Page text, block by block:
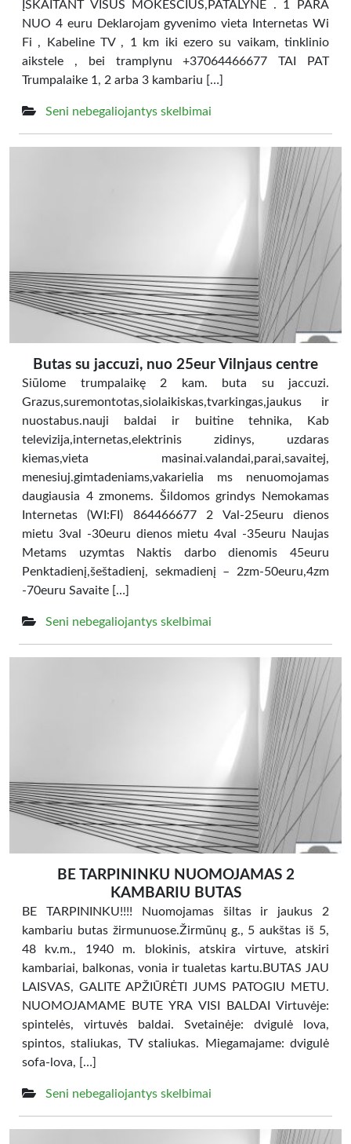
ĮSKAITANT VISUS MOKESČIUS,PATALYNE . 1 PARA
NUO 4 euru Deklarojam gyvenimo vieta Internetas Wi
Fi , Kabeline TV , 1 km iki ezero su vaikam, tinklinio
aikstele , bei tramplynu +37064466677 TAI PAT
Trumpalaike 1, 2 arba 3 kambariu […]
Seni nebegaliojantys skelbimai
Butas su jaccuzi, nuo 25eur Vilnjaus centre
Siūlome trumpalaikę 2 kam. buta su jaccuzi.
Grazus,suremontotas,siolaikiskas,tvarkingas,jaukus ir
nuostabus.nauji baldai ir buitine tehnika, Kab
televizija,internetas,elektrinis zidinys, uzdaras
kiemas,vieta masinai.valandai,parai,savaitej,
menesiuj.gimtadeniams,vakarielia ms nenuomojamas
daugiausia 4 zmonems. Šildomos grindys Nemokamas
Internetas (WI:FI) 864466677 2 Val-25euru dienos
mietu 3val -30euru dienos mietu 4val -35euru Naujas
Metams uzymtas Naktis darbo dienomis 45euru
Penktadienį,šeštadienį, sekmadienį – 2zm-50euru,4zm
-70euru Savaite […]
Seni nebegaliojantys skelbimai
BE TARPININKU NUOMOJAMAS 2
KAMBARIU BUTAS
BE TARPININKU!!!! Nuomojamas šiltas ir jaukus 2
kambariu butas žirmunuose.Žirmūnų g., 5 aukštas iš 5,
48 kv.m., 1940 m. blokinis, atskira virtuve, atskiri
kambariai, balkonas, vonia ir tualetas kartu.BUTAS JAU
LAISVAS, GALITE APŽIŪRĖTI JUMS PATOGIU METU.
NUOMOJAMAME BUTE YRA VISI BALDAI Virtuvėje:
spintelės, virtuvės baldai. Svetainėje: dvigulė lova,
spintos, staliukas, TV staliukas. Miegamajame: dvigulė
sofa-lova, […]
Seni nebegaliojantys skelbimai